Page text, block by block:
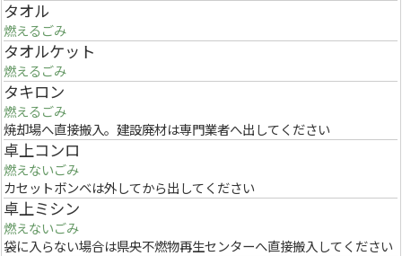
タオル
燃えるごみ
タオルケット
燃えるごみ
タキロン
燃えるごみ
焼却場へ直接搬入。建設廃材は専門業者へ出してください
卓上コンロ
燃えないごみ
カセットボンベは外してから出してください
卓上ミシン
燃えないごみ
袋に入らない場合は県央不燃物再生センターへ直接搬入してください